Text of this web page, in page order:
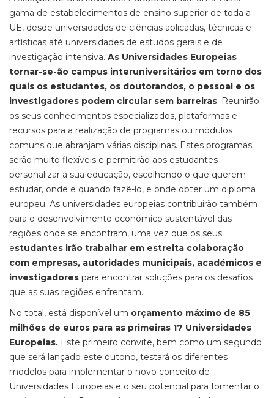
gama de estabelecimentos de ensino superior de toda a
UE, desde universidades de ciências aplicadas, técnicas e
artísticas até universidades de estudos gerais e de
investigação intensiva. As Universidades Europeias
tornar-se-ão campus interuniversitários em torno dos
quais os estudantes, os doutorandos, o pessoal e os
investigadores podem circular sem barreiras. Reunirão
os seus conhecimentos especializados, plataformas e
recursos para a realização de programas ou módulos
comuns que abranjam várias disciplinas. Estes programas
serão muito flexíveis e permitirão aos estudantes
personalizar a sua educação, escolhendo o que querem
estudar, onde e quando fazê-lo, e onde obter um diploma
europeu. As universidades europeias contribuirão também
para o desenvolvimento económico sustentável das
regiões onde se encontram, uma vez que os seus
estudantes irão trabalhar em estreita colaboração
com empresas, autoridades municipais, académicos e
investigadores para encontrar soluções para os desafios
que as suas regiões enfrentam.
No total, está disponível um orçamento máximo de 85
milhões de euros para as primeiras 17 Universidades
Europeias. Este primeiro convite, bem como um segundo
que será lançado este outono, testará os diferentes
modelos para implementar o novo conceito de
Universidades Europeias e o seu potencial para fomentar o